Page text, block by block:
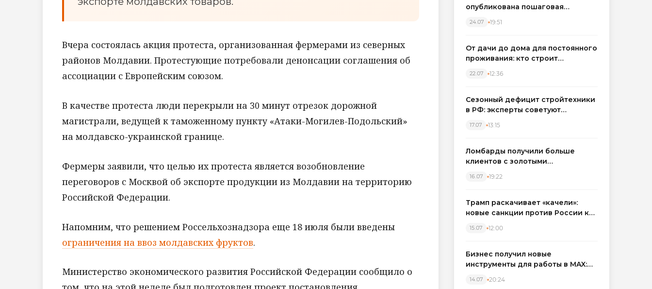
Вчера состоялась акция протеста, организованная фермерами из северных
районов Молдавии. Протестующие потребовали денонсации соглашения об
ассоциации с Европейским союзом.
В качестве протеста люди перекрыли на 30 минут отрезок дорожной
магистрали, ведущей к таможенному пункту «Атаки-Могилев-Подольский»
на молдавско-украинской границе.
Фермеры заявили, что целью их протеста является возобновление
переговоров с Москвой об экспорте продукции из Молдавии на территорию
Российской Федерации.
Напомним, что решением Россельхознадзора еще 18 июля были введены
ограничения на ввоз молдавских фруктов.
Министерство экономического развития Российской Федерации сообщило о
опубликована пошаговая
налоговых льгот для инвесторов
24.07 19:51
От дачи до дома для постоянного
проживания: кто строит
Западном регионе
22.07 12:36
Сезонный дефицит стройтехники
в РФ: эксперты советуют
17.07 13:15
Ломбарды получили больше
клиентов с золотыми
вырос на фоне подорожания
16.07 19:22
Трамп раскачивает «качели»:
новые санкции против России как
15.07 12:00
Бизнес получил новые
инструменты для работы в MAX:
автоматизируют обработку
14.07 20:24